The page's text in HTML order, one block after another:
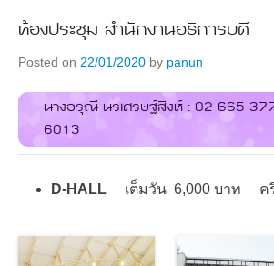
ห้องประชุม สำนักงานอธิการบดี
Posted on 22/01/2020 by panun
นางอรุณี นรเศรษฐ์สิงห์ : 02 665
6013
D-HALL เต็มวัน 6,000 บาท ค